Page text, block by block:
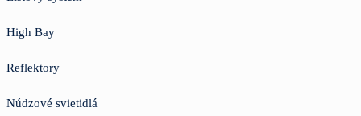
High Bay
Reflektory
Núdzové svietidlá